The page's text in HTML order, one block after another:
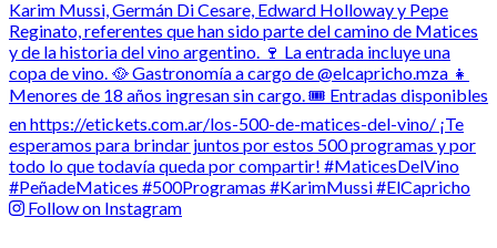
Follow on Instagram